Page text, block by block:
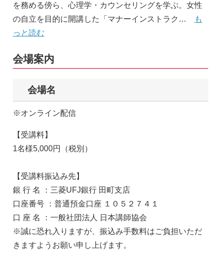
を務める傍ら、心理学・カウンセリングを学ぶ。女性
の自立を目的に開講した「マナーインストラク…
も
っと読む
会場案内
会場名
※オンライン配信
【受講料】
1名様5,000円（税別）
【受講料振込み先】
銀 行 名 ：三菱UFJ銀行 田町支店
口座番号 ：普通預金口座 １０５２７４１
口 座 名 ：一般社団法人 日本講師協会
※誠に恐れ入りますが、振込み手数料はご負担いただ
きますようお願い申し上げます。